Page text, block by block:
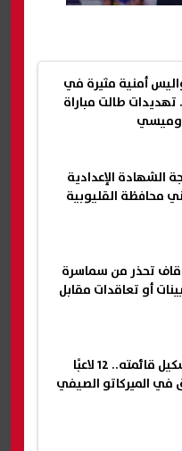
أمنية مثيرة في
2026.. تهديدات طالت مباراة
وميسي
الشهادة الإعدادية
محافظة القليوبية
تحذر من سماسرة
أو تعاقدات مقابل
الأهلي يعيد تشكيل قائمته.. 12 لاعبًا
في الميركاتو الصيفي